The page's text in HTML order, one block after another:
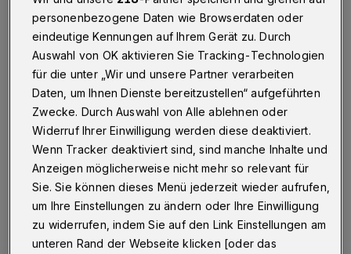
Wuppertal· 47 junge Menschen haben ihre
Ausbildung bei der Sparkasse Wuppertal begonnen. Sie
werden in zwei- bis dreijähriger Lehre als
Bankkaufleute, Kaufleute für Digitalisierungs-
Management oder Kaufleute für Dialogmarketing
ausgebildet.
04.09.2024 , 12:30 Uhr Eine Minute Lesezeit
personenbezogene Daten wie Browserdaten oder
eindeutige Kennungen auf Ihrem Gerät zu. Durch
Auswahl von OK aktivieren Sie Tracking-Technologien
für die unter „Wir und unsere Partner verarbeiten
Daten, um Ihnen Dienste bereitzustellen“ aufgeführten
Zwecke. Durch Auswahl von Alle ablehnen oder
Widerruf Ihrer Einwilligung werden diese deaktiviert.
Wenn Tracker deaktiviert sind, sind manche Inhalte und
Anzeigen möglicherweise nicht mehr so relevant für
Sie. Sie können dieses Menü jederzeit wieder aufrufen,
um Ihre Einstellungen zu ändern oder Ihre Einwilligung
zu widerrufen, indem Sie auf den Link Einstellungen am
unteren Rand der Webseite klicken [oder das